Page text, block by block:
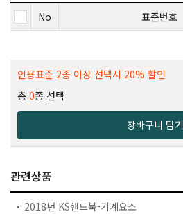
No 표준번호
인용표준 2종 이상 선택시 20% 할인
총 0종 선택
장바구니 담기
관련상품
2018년 KS핸드북-기계요소